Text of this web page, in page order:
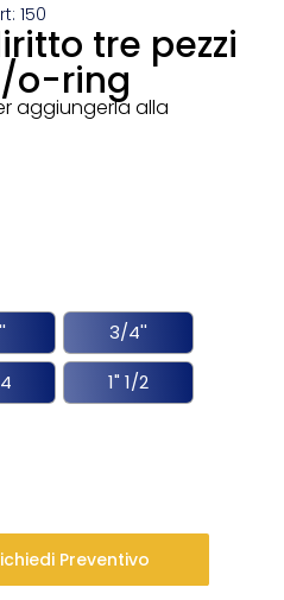
150
tre pezzi
o-ring
aggiungerla alla
3/4''
1" 1/2
Preventivo